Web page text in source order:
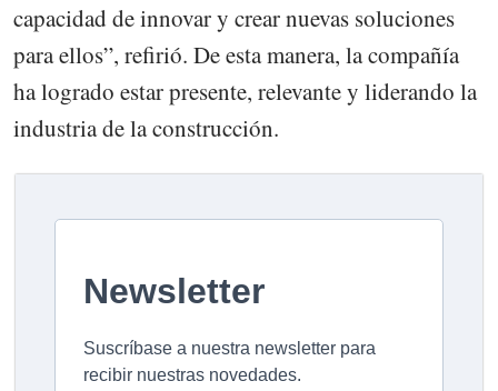
capacidad de innovar y crear nuevas soluciones
para ellos”, refirió. De esta manera, la compañía
ha logrado estar presente, relevante y liderando la
industria de la construcción.